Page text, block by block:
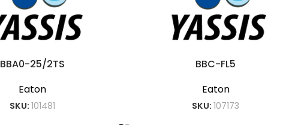
BBA0-25/2TS
Eaton
SKU:101481
BBC-FL5
Eaton
SKU:107173